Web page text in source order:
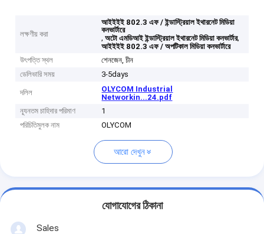
লক্ষণীয় করা
আইইইই 802.3 এফ / ইন্ডাস্ট্রিয়াল ইথারনেট মিডিয়া
কনভার্টারে
,অটো এমডিআই ইন্ডাস্ট্রিয়াল ইথারনেট মিডিয়া কনভার্টার,
আইইইই 802.3 এফ / অপটিকাল মিডিয়া কনভার্টারে
উৎপত্তি স্থল
শেনজেন, চীন
ডেলিভারি সময়
3-5days
দলিল
OLYCOM Industrial
Networkin...24.pdf
ন্যূনতম চাহিদার পরিমাণ
1
পরিচিতিমুলক নাম
OLYCOM
আরো দেখুন
যোগাযোগের ঠিকানা
Sales